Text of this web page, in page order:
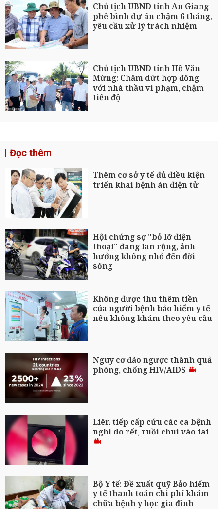
Chủ tịch UBND tỉnh An Giang
phê bình dự án chậm 6 tháng,
yêu cầu xử lý trách nhiệm
Chủ tịch UBND tỉnh Hồ Văn
Mừng: Chấm dứt hợp đồng
với nhà thầu vi phạm, chậm
tiến độ
Đọc thêm
Thêm cơ sở y tế đủ điều kiện
triển khai bệnh án điện tử
Hội chứng sợ "bỏ lỡ điện
thoại" đang lan rộng, ảnh
hưởng không nhỏ đến đời
sống
Không được thu thêm tiền
của người bệnh bảo hiểm y tế
nếu không khám theo yêu cầu
Nguy cơ đảo ngược thành quả
phòng, chống HIV/AIDS
Liên tiếp cấp cứu các ca bệnh
nghi do rết, ruồi chui vào tai
Bộ Y tế: Đề xuất quỹ Bảo hiểm
y tế thanh toán chi phí khám
chữa bệnh y học gia đình